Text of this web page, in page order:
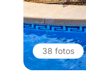
38 fotos